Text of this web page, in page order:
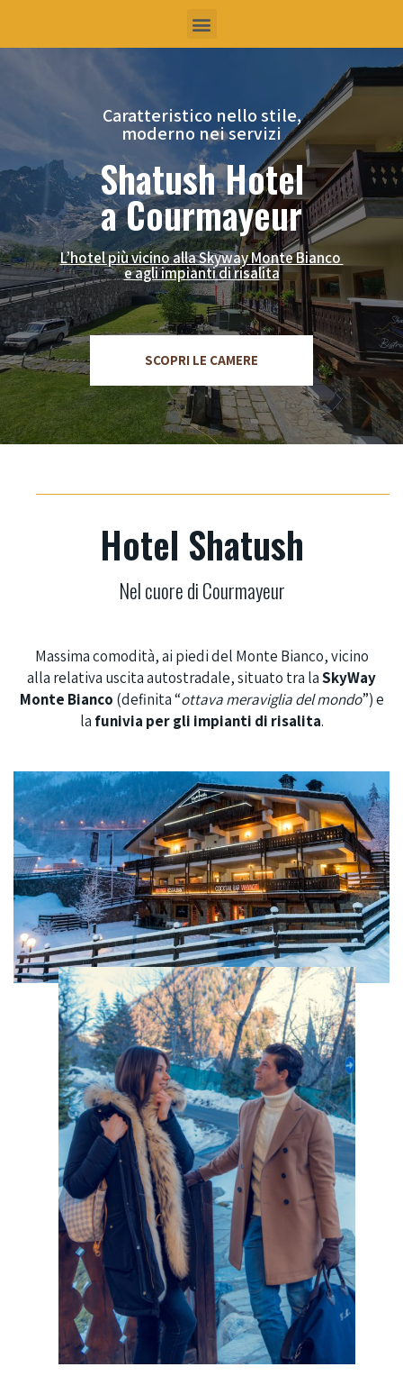
Caratteristico nello stile,
moderno nei servizi
Shatush Hotel
a Courmayeur
L’hotel più vicino alla Skyway Monte Bianco
e agli impianti di risalita
SCOPRI LE CAMERE
Hotel Shatush
Nel cuore di Courmayeur
Massima comodità, ai piedi del Monte Bianco, vicino
alla relativa uscita autostradale,situato tra laSkyWay
Monte Bianco (definita “ottava meraviglia del mondo”) e
lafunivia pergli impianti di risalita.